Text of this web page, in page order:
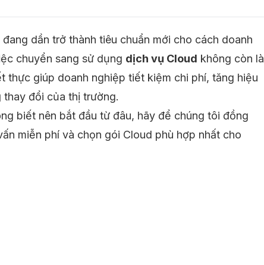
dần trở thành tiêu chuẩn mới cho cách doanh
chuyển sang sử dụng dịch vụ Cloud không còn là
thực giúp doanh nghiệp tiết kiệm chi phí, tăng hiệu
thay đổi của thị trường.
biết nên bắt đầu từ đâu, hãy để chúng tôi đồng
miễn phí và chọn gói Cloud phù hợp nhất cho